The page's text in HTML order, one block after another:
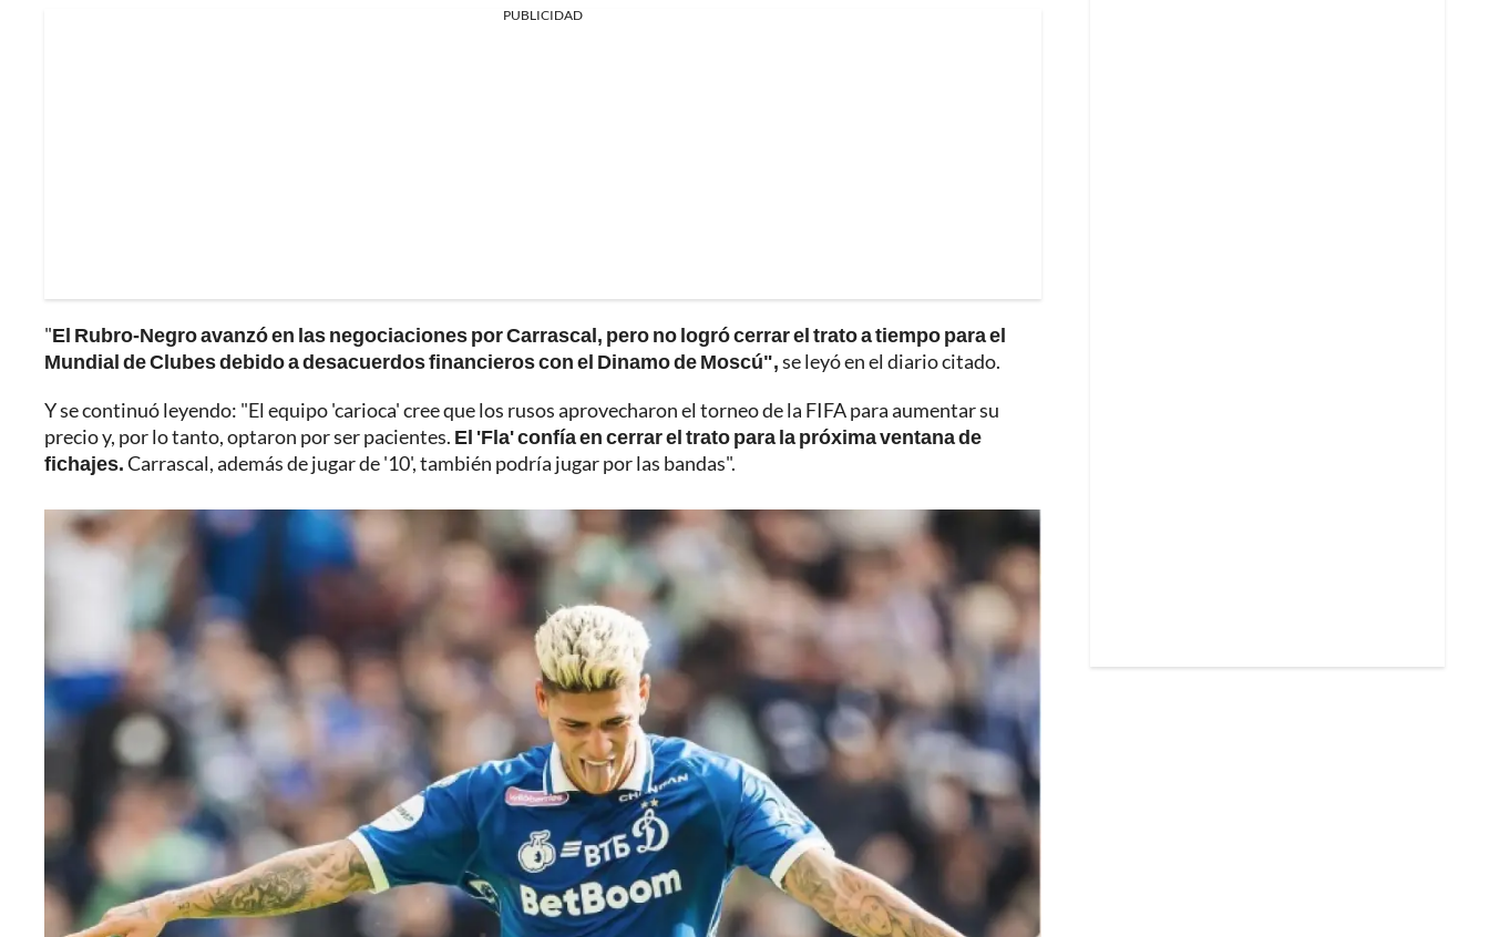
PUBLICIDAD
"El Rubro-Negro avanzó en las negociaciones por Carrascal, pero no logró cerrar el trato a tiempo para el
Mundial de Clubes debido a desacuerdos financieros con el Dinamo de Moscú",se leyó en el diario citado.
Y se continuó leyendo: "El equipo 'carioca' cree que los rusos aprovecharon el torneo de la FIFA para aumentar su
precio y, por lo tanto, optaron por ser pacientes. El 'Fla' confía en cerrar el trato para la próxima ventana de
fichajes.Carrascal, además de jugar de '10', también podría jugar por las bandas".